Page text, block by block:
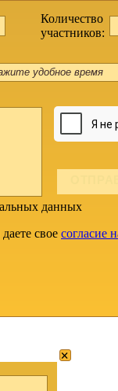
Количество
участников:
данных
свое согласие
×